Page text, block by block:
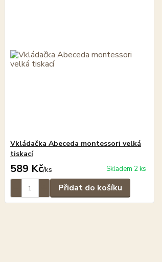
Vkládačka Abeceda montessori velká
tiskací
589 Kč/ks Skladem 2 ks
Přidat do košíku